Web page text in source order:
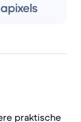
praktische